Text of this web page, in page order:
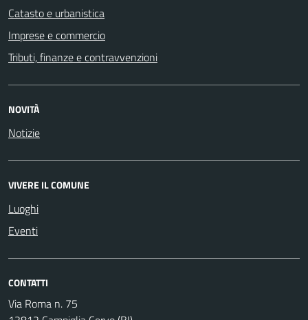
Catasto e urbanistica
Imprese e commercio
Tributi, finanze e contravvenzioni
NOVITÀ
Notizie
VIVERE IL COMUNE
Luoghi
Eventi
CONTATTI
Via Roma n. 75